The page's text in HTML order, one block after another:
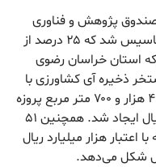
صندوق پژوهش و فناوری
ماندگار با مجوز بانک مرکزی در کشور تاسیس شد که ۲۵ درصد از
استان خراسان رضوی
کرد: در سال گذشته ۲۲ استخر ذخیره آی کشاورزی با
ظرفیت ۶۵۳ هزار متر مکعب احداث، ۴ هزار و ۷۰۰ متر مربع پروزه
سرمایه‌گذاری با سرمایه ۸۴۶ میلیارد ریال ایجاد شد. همچنین ۵۱
با اعتبار هزار میلیارد ریال